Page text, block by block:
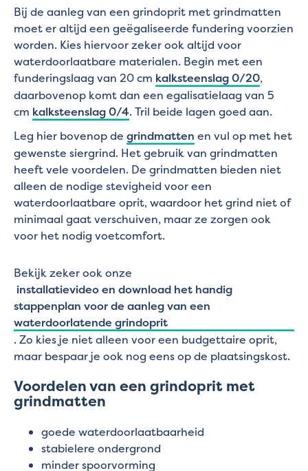
Bij de aanleg van een grindoprit met grindmatten
moet er altijd een geëgaliseerde fundering voorzien
worden. Kies hiervoor zeker ook altijd voor
waterdoorlaatbare materialen. Begin met een
funderingslaag van 20 cm kalksteenslag 0/20,
daarbovenop komt dan een egalisatielaag van 5
cm kalksteenslag 0/4. Tril beide lagen goed aan.
Leg hier bovenop de grindmatten en vul op met het
gewenste siergrind. Het gebruik van grindmatten
heeft vele voordelen. De grindmatten bieden niet
alleen de nodige stevigheid voor een
waterdoorlaatbare oprit, waardoor het grind niet of
minimaal gaat verschuiven, maar ze zorgen ook
voor het nodig voetcomfort.
Bekijk zeker ook onze
installatievideo en download het handig
stappenplan voor de aanleg van een
waterdoorlatende grindoprit
. Zo kies je niet alleen voor een budgettaire oprit,
maar bespaar je ook nog eens op de plaatsingskost.
Voordelen van een grindoprit met
grindmatten
goede waterdoorlaatbaarheid
stabielere ondergrond
minder spoorvorming